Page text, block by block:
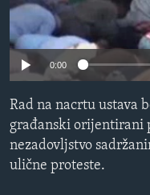
MAGAZIN
O GLASU AMERIKE
Learning English
PRATITE NAS
0:00
Rad na nacrtu ustava
građanski orijentirani
nezadovljstvo
ulične proteste.